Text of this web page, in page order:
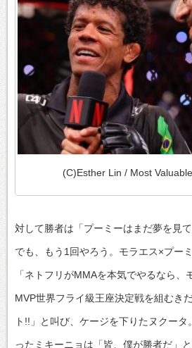
(C)Esther Lin / Most
対して勝者は「プーミーはまだ夢を見
でも、もう1回やろう。モラエス×プー
「ネトフリがMMAを本気でやるなら
MVP世界フライ級王座決定戦を組むき
ト!!」と叫び、ケージを下りたヌクー
ったミキーニョは「皆、僕が勝者だ」と